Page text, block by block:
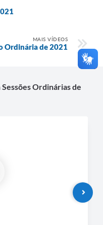
MAIS VÍDEOS
Ordinária de 2021
Sessões Ordinárias de